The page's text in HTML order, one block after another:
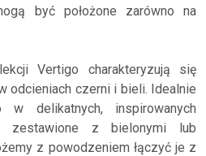
być położone zarówno na
Vertigo charakteryzują się
odcieniach czerni i bieli. Idealnie
delikatnych, inspirowanych
zestawione z bielonymi lub
z powodzeniem łączyć je z